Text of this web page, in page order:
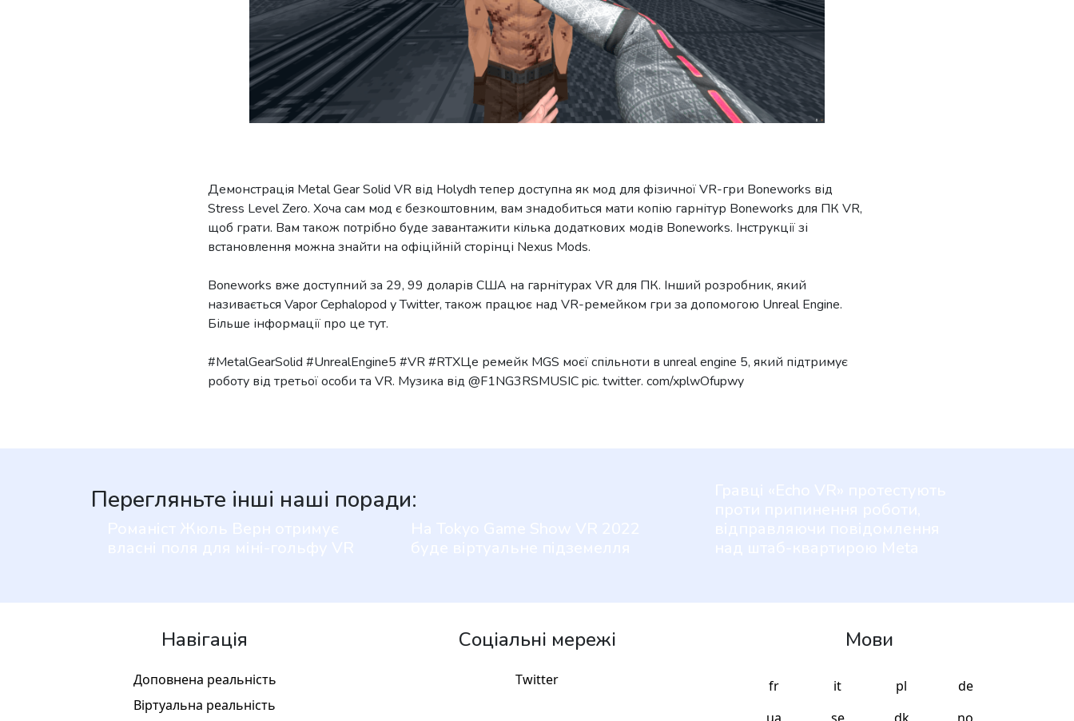
Демонстрація Metal Gear Solid VR від Holydh тепер доступна як мод для фізичної VR-гри Boneworks від
Stress Level Zero. Хоча сам мод є безкоштовним, вам знадобиться мати копію гарнітур Boneworks для ПК VR,
щоб грати. Вам також потрібно буде завантажити кілька додаткових модів Boneworks. Інструкції зі
встановлення можна знайти на офіційній сторінці Nexus Mods.
Boneworks вже доступний за 29, 99 доларів США на гарнітурах VR для ПК. Інший розробник, який
називається Vapor Cephalopod у Twitter, також працює над VR-ремейком гри за допомогою Unreal Engine.
Більше інформації про це тут.
#MetalGearSolid #UnrealEngine5 #VR #RTXЦе ремейк MGS моєї спільноти в unreal engine 5, який підтримує
роботу від третьої особи та VR. Музика від @F1NG3RSMUSIC pic. twitter. com/xplwOfupwy
Перегляньте інші наші поради:
Навігація
Доповнена реальність
Віртуальна реальність
Соціальні мережі
Twitter
Мови
fr it pl
de